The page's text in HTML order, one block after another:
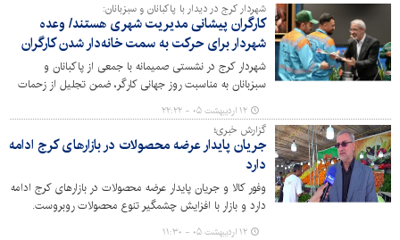
شهردار کرج در دیدار با پاکبانان و سبزبانان:
کارگران پیشانی مدیریت شهری هستند/ وعده
شهردار برای حرکت به سمت خانه‌دار شدن کارگران
شهردار کرج در نشستی صمیمانه با جمعی از پاکبانان و
سبزبانان به مناسبت روز جهانی کارگر، ضمن تجلیل از زحمات
شبانه‌روزی آنان، بر اولویت بهبود وضعیت معیشتی و تلاش
برای تامین مسکن این قشر زحمتکش تاکید کرد.
۱۲ اردیبهشت ۰۵ - ۲۲:۲۲
گزارش خبری؛
جریان پایدار عرضه محصولات در بازارهای کرج ادامه
دارد
وفور کالا و جریان پایدار عرضه محصولات در بازارهای کرج ادامه
دارد و بازار با افزایش چشمگیر تنوع محصولات روبروست.
۱۲ اردیبهشت ۰۵ - ۱۱:۳۰